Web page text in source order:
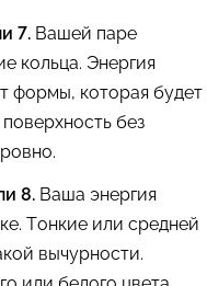
7. Вашей паре
кольца. Энергия
формы, которая будет
без
8. Ваша энергия
Тонкие или средней
вычурности.